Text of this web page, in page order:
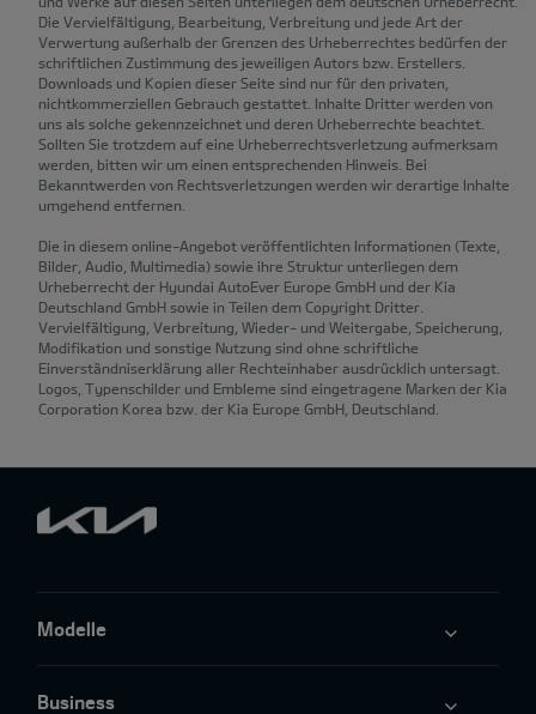
Die Vervielfältigung, Bearbeitung, Verbreitung und jede Art der
Verwertung außerhalb der Grenzen des Urheberrechtes bedürfen der
schriftlichen Zustimmung des jeweiligen Autors bzw. Erstellers.
Downloads und Kopien dieser Seite sind nur für den privaten,
nichtkommerziellen Gebrauch gestattet. Inhalte Dritter werden von
uns als solche gekennzeichnet und deren Urheberrechte beachtet.
Sollten Sie trotzdem auf eine Urheberrechtsverletzung aufmerksam
werden, bitten wir um einen entsprechenden Hinweis. Bei
Bekanntwerden von Rechtsverletzungen werden wir derartige Inhalte
umgehend entfernen.
Die in diesem online-Angebot veröffentlichten Informationen (Texte,
Bilder, Audio, Multimedia) sowie ihre Struktur unterliegen dem
Urheberrecht der Hyundai AutoEver Europe GmbH und der Kia
Deutschland GmbH sowie in Teilen dem Copyright Dritter.
Vervielfältigung, Verbreitung, Wieder- und Weitergabe, Speicherung,
Modifikation und sonstige Nutzung sind ohne schriftliche
Einverständniserklärung aller Rechteinhaber ausdrücklich untersagt.
Logos, Typenschilder und Embleme sind eingetragene Marken der Kia
Corporation Korea bzw. der Kia Europe GmbH, Deutschland.
Modelle
Business